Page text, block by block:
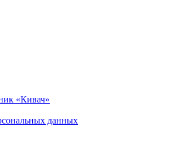
«Кивач»
данных